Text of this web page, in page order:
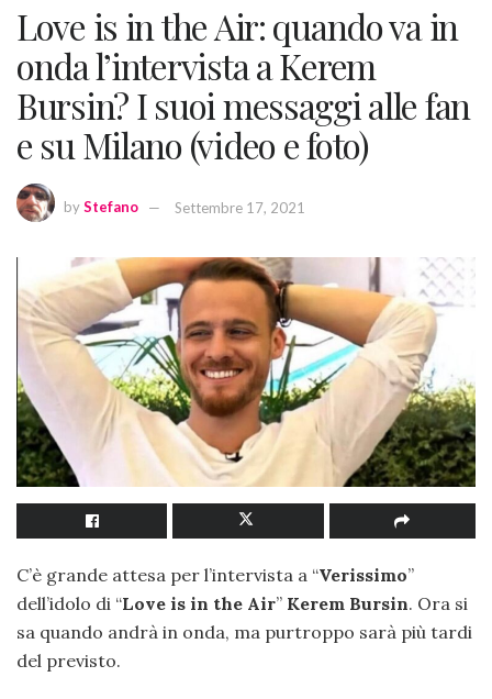
Love is in the Air: quando va in
onda l’intervista a Kerem
Bursin? I suoi messaggi alle fan
e su Milano (video e foto)
byStefano Settembre 17, 2021
C’è grande attesa per l’intervista a “Verissimo”
dell’idolo di “Love is in the Air” Kerem Bursin. Ora si
sa quando andrà in onda, ma purtroppo sarà più tardi
del previsto.